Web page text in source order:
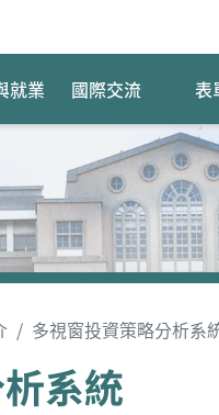
就業 國際交流 表
多視窗投資策略分析系
系統